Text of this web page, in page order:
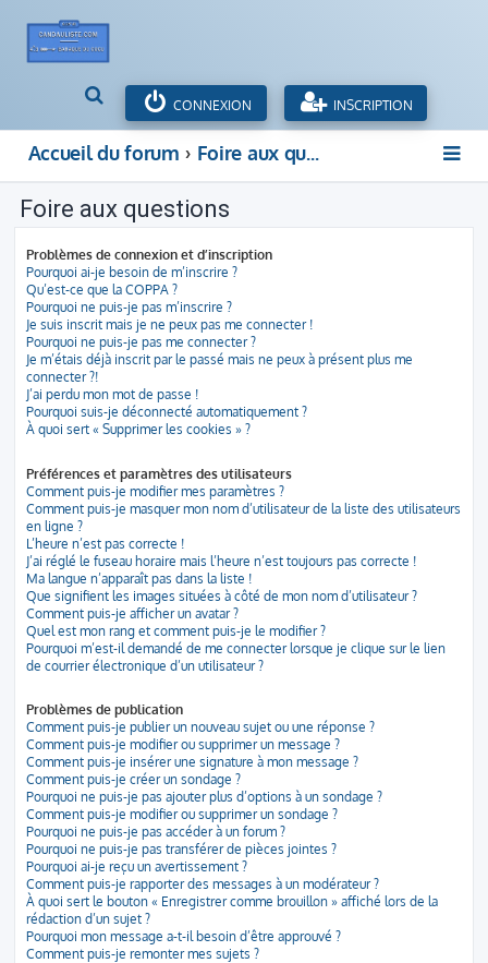
h
e
r
c
e
r
CONNEXION INSCRIPTION
Accueil du forum Foire aux questions
Foire aux questions
Problèmes de connexion et d’inscription
Pourquoi ai-je besoin de m’inscrire ?
Qu’est-ce que la COPPA ?
Pourquoi ne puis-je pas m’inscrire ?
Je suis inscrit mais je ne peux pas me connecter !
Pourquoi ne puis-je pas me connecter ?
Je m’étais déjà inscrit par le passé mais ne peux à présent plus me
connecter ?!
J’ai perdu mon mot de passe !
Pourquoi suis-je déconnecté automatiquement ?
À quoi sert « Supprimer les cookies » ?
Préférences et paramètres des utilisateurs
Comment puis-je modifier mes paramètres ?
Comment puis-je masquer mon nom d’utilisateur de la liste des utilisateurs
en ligne ?
L’heure n’est pas correcte !
J’ai réglé le fuseau horaire mais l’heure n’est toujours pas correcte !
Ma langue n’apparaît pas dans la liste !
Que signifient les images situées à côté de mon nom d’utilisateur ?
Comment puis-je afficher un avatar ?
Quel est mon rang et comment puis-je le modifier ?
Pourquoi m’est-il demandé de me connecter lorsque je clique sur le lien
de courrier électronique d’un utilisateur ?
Problèmes de publication
Comment puis-je publier un nouveau sujet ou une réponse ?
Comment puis-je modifier ou supprimer un message ?
Comment puis-je insérer une signature à mon message ?
Comment puis-je créer un sondage ?
Pourquoi ne puis-je pas ajouter plus d’options à un sondage ?
Comment puis-je modifier ou supprimer un sondage ?
Pourquoi ne puis-je pas accéder à un forum ?
Pourquoi ne puis-je pas transférer de pièces jointes ?
Pourquoi ai-je reçu un avertissement ?
Comment puis-je rapporter des messages à un modérateur ?
À quoi sert le bouton « Enregistrer comme brouillon » affiché lors de la
rédaction d’un sujet ?
Pourquoi mon message a-t-il besoin d’être approuvé ?
Comment puis-je remonter mes sujets ?